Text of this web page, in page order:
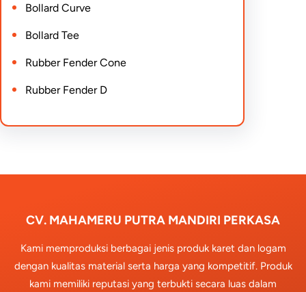
Bollard Curve
Bollard Tee
Rubber Fender Cone
Rubber Fender D
CV. MAHAMERU PUTRA MANDIRI PERKASA
Kami memproduksi berbagai jenis produk karet dan logam
dengan kualitas material serta harga yang kompetitif. Produk
kami memiliki reputasi yang terbukti secara luas dalam